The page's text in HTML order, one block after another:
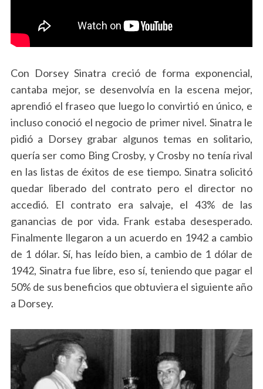
Con Dorsey Sinatra creció de forma exponencial,
cantaba mejor, se desenvolvía en la escena mejor,
aprendió el fraseo que luego lo convirtió en único, e
incluso conoció el negocio de primer nivel. Sinatra le
pidió a Dorsey grabar algunos temas en solitario,
quería ser como Bing Crosby, y Crosby no tenía rival
en las listas de éxitos de ese tiempo. Sinatra solicitó
quedar liberado del contrato pero el director no
accedió. El contrato era salvaje, el 43% de las
ganancias de por vida. Frank estaba desesperado.
Finalmente llegaron a un acuerdo en 1942 a cambio
de 1 dólar. Sí, has leído bien, a cambio de 1 dólar de
1942, Sinatra fue libre, eso sí, teniendo que pagar el
50% de sus beneficios que obtuviera el siguiente año
a Dorsey.